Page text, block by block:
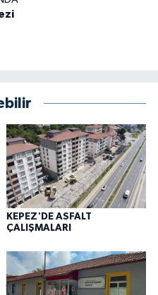
KEPEZ'DE ASFALT
ÇALIŞMALARI